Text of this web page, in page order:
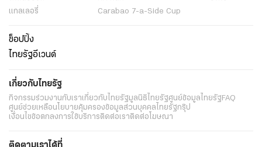
แกลเลอรี่
Carabao 7-a-Side Cup
ช็อปปิ้ง
ไทยรัฐอีเวนต์
เกี่ยวกับไทยรัฐ
กิจกรรมร่วมงานกับเราเกี่ยวกับไทยรัฐมูลนิธิไทยรัฐศูนย์ข้อมูลไทยรัฐFAQ
ศูนย์ช่วยเหลือนโยบายคุ้มครองข้อมูลส่วนบุคคลไทยรัฐกรุ๊ป
เงื่อนไขข้อตกลงการใช้บริการติดต่อเราติดต่อโฆษณา